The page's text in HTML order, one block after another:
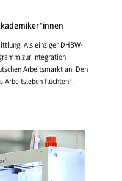
Als einziger DHBW-
zur Integration
Arbeitsmarkt an. Den
Arbeitsleben flüchten".